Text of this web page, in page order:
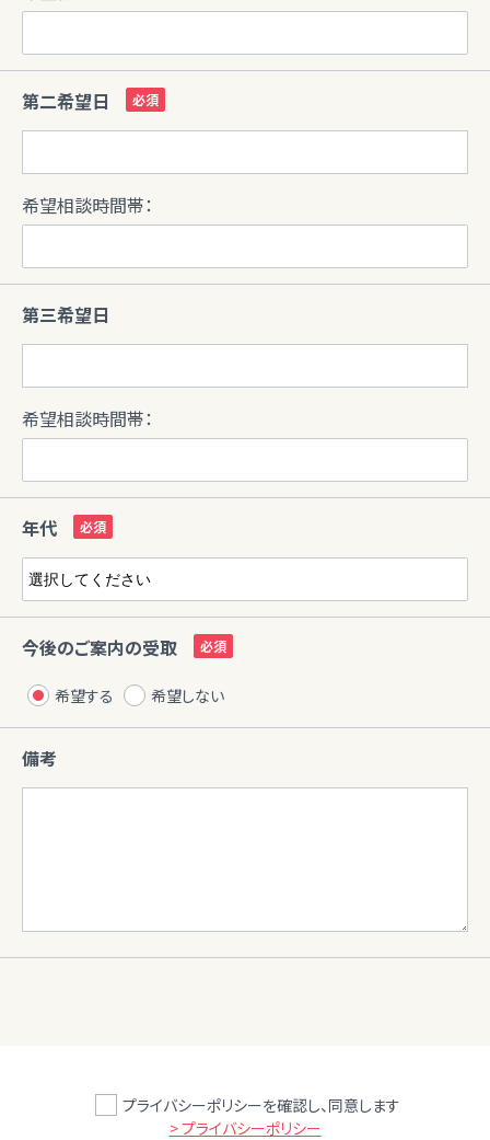
第二希望日
希望相談時間帯：
第三希望日
希望相談時間帯：
年代
今後のご案内の受取
希望する 希望しない
備考
プライバシーポリシーを確認し、同意します
> プライバシーポリシー